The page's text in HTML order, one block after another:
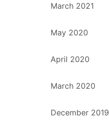
March 2021
May 2020
April 2020
March 2020
December 2019